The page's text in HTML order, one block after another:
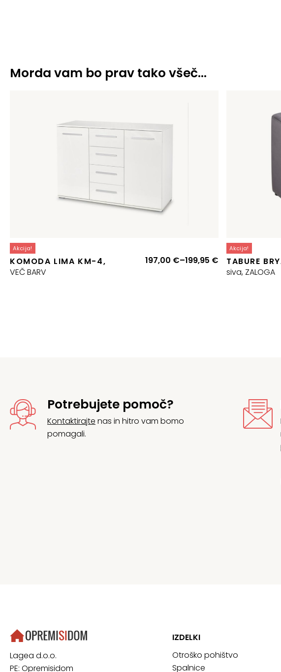
Morda vam bo prav tako všeč…
Akcija!
KOMODA LIMA KM-4,
VEČ BARV
197,00 €–199,95 €Cenovni
razpon:
od
Akcija!
TABURE
siva, ZALOGA
Potrebujete pomoč?
Kontaktirajte nas in hitro vam bomo
pomagali.
Lagea d.o.o.
PE: Opremisidom
IZDELKI
Otroško pohištvo
Spalnice